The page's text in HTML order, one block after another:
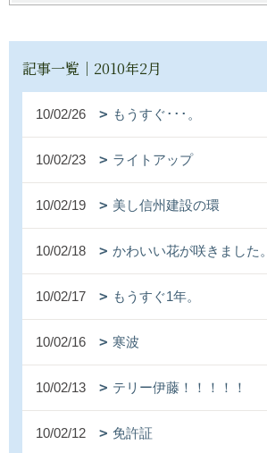
記事一覧｜2010年2月
10/02/26 もうすぐ･･･。
10/02/23 ライトアップ
10/02/19 美し信州建設の環
10/02/18 かわいい花が咲きました。
10/02/17 もうすぐ1年。
10/02/16 寒波
10/02/13 テリー伊藤！！！！！
10/02/12 免許証